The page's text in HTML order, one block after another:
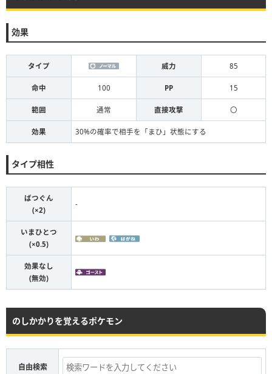
効果
タイプ 威力 85
命中 100 PP 15
範囲 通常 直接攻撃 〇
効果 30%の確率で相手を「まひ」状態にする
タイプ相性
ばつぐん
(×2)
-
いまひとつ
(×0.5)
効果なし
(無効)
のしかかりを覚えるポケモン
自由検索